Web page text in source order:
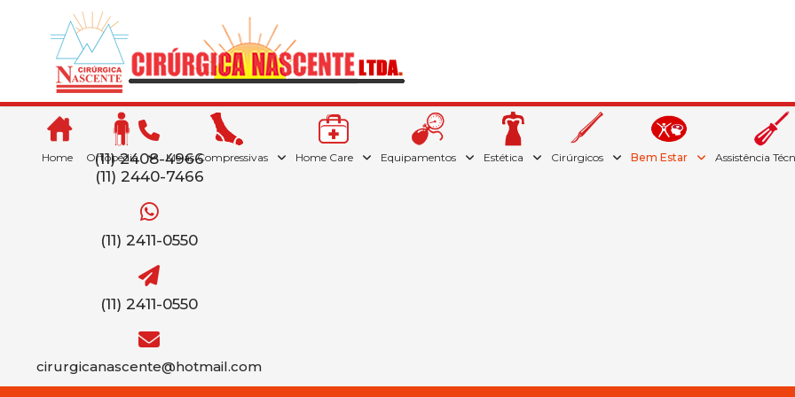
Home Ortopedia Meias Compressivas Home Care Equipamentos Estética Cirúrgicos Bem Estar Assistência
(11) 2408-4966
(11) 2440-7466
(11) 2411-0550
(11) 2411-0550
cirurgicanascente@hotmail.com